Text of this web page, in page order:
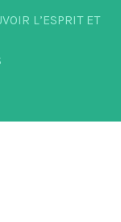
L’ESPRIT ET